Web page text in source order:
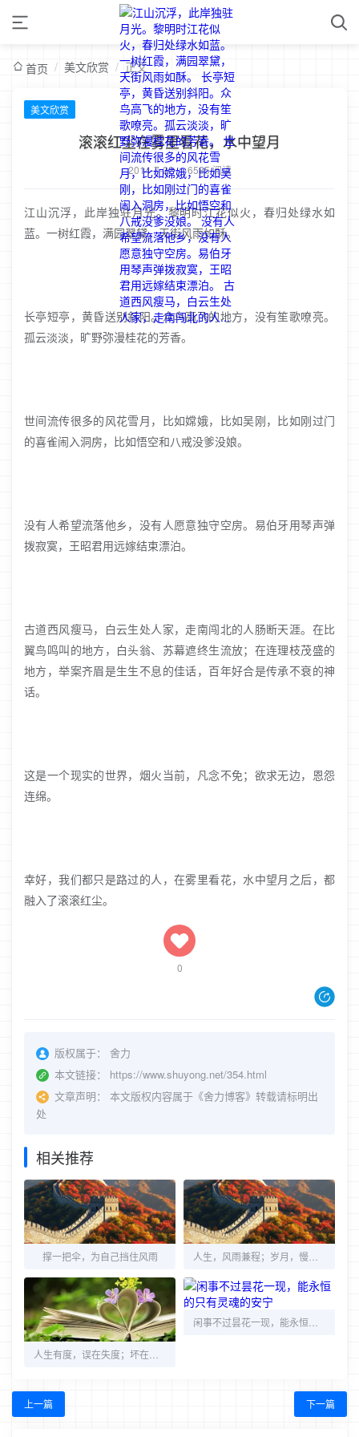
首页 / 美文欣赏 / 正文
美文欣赏
滚滚红尘在雾里看花，水中望月
2014-7-22 / 6585 阅读
江山沉浮，此岸独驻月光。黎明时江花似火，春归处绿水如
蓝。一树红霞，满园翠黛，天街风雨如酥。
长亭短亭，黄昏送别斜阳。众鸟高飞的地方，没有笙歌嘹亮。
孤云淡淡，旷野弥漫桂花的芳香。
世间流传很多的风花雪月，比如嫦娥，比如吴刚，比如刚过门
的喜雀闹入洞房，比如悟空和八戒没爹没娘。
没有人希望流落他乡，没有人愿意独守空房。易伯牙用琴声弹
拨寂寞，王昭君用远嫁结束漂泊。
古道西风瘦马，白云生处人家，走南闯北的人肠断天涯。在比
翼鸟鸣叫的地方，白头翁、苏幕遮终生流放；在连理枝茂盛的
地方，举案齐眉是生生不息的佳话，百年好合是传承不衰的神
话。
这是一个现实的世界，烟火当前，凡念不免；欲求无边，恩怨
连绵。
幸好，我们都只是路过的人，在雾里看花，水中望月之后，都
融入了滚滚红尘。
0
版权属于：
舍力
本文链接：
https://www.shuyong.net/354.html
文章声明：
本文版权内容属于《舍力博客》转载请标明出
处
相关推荐
撑一把伞，为自己挡住风雨
上一篇 下一篇